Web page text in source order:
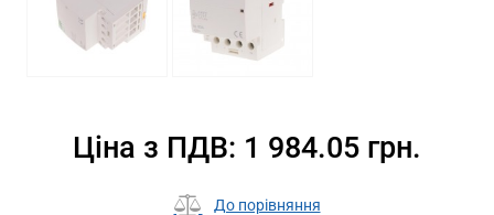
Ціна з ПДВ: 1 984.05 грн.
До порівняння